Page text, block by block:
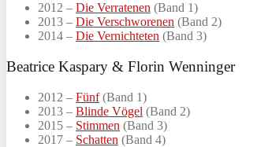
2012 – Die Verratenen (Band 1)
2013 – Die Verschworenen (Band 2)
2014 – Die Vernichteten (Band 3)
Beatrice Kaspary & Florin Wenninger
2012 – Fünf(Band 1)
2013 – Blinde Vögel (Band 2)
2015 – Stimmen (Band 3)
2017 – Schatten (Band 4)